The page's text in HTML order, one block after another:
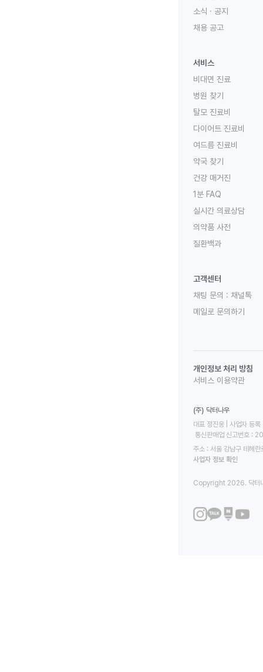
소식 · 공지
채용 공고
서비스
비대면 진료
병원 찾기
탈모 진료비
다이어트 진료비
여드름 진료비
약국 찾기
건강 매거진
1분 FAQ
실시간 의료상담
의약품 사전
질환백과
고객센터
채팅 문의 : 채널톡
메일로 문의하기
개인정보 처리 방침
서비스 이용약관
(주) 닥터나우
대표 정진웅 | 사업자
통신판매업 신고번호
주소 : 서울 강남구 테헤
사업자 정보 확인
Copyright 2026. 닥터